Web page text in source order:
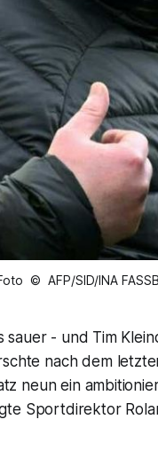
© AFP/SID/INA
sauer - und Tim
nach dem
neun ein
Sportdirektor